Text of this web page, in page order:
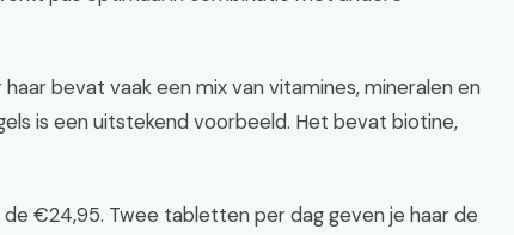
bevat vaak een mix van vitamines, mineralen en
is een uitstekend voorbeeld. Het bevat biotine,
€24,95. Twee tabletten per dag geven je haar de